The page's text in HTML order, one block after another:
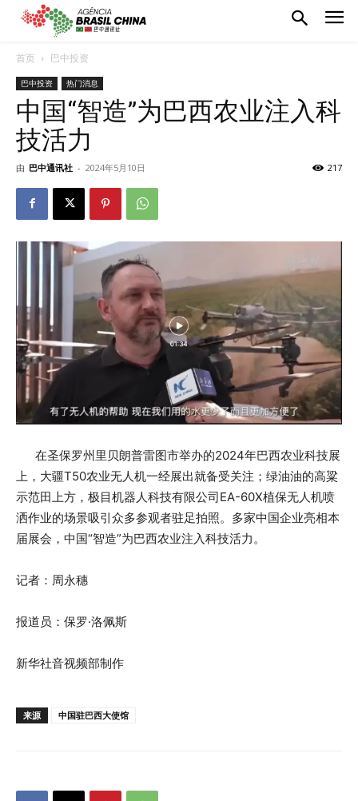
首页 巴中投资
巴中投资 热门消息
中国“智造”为巴西农业注入科
技活力
由 巴中通讯社 - 2024年5月10日 217
在圣保罗州里贝朗普雷图市举办的2024年巴西农业科技展
上，大疆T50农业无人机一经展出就备受关注；绿油油的高粱
示范田上方，极目机器人科技有限公司EA-60X植保无人机喷
洒作业的场景吸引众多参观者驻足拍照。多家中国企业亮相本
届展会，中国“智造”为巴西农业注入科技活力。
记者：周永穗
报道员：保罗·洛佩斯
新华社音视频部制作
来源 中国驻巴西大使馆